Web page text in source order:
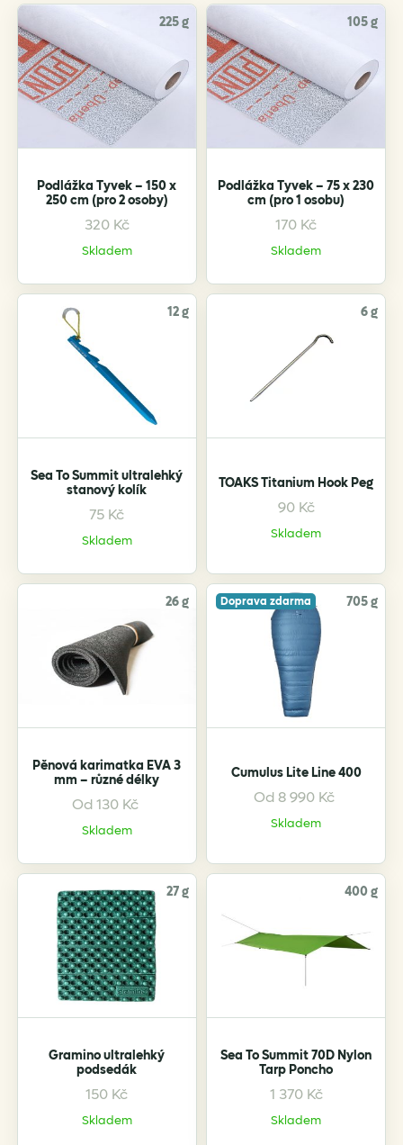
225 g
Podlážka Tyvek – 150 x
250 cm (pro 2 osoby)
320 Kč
Skladem
105 g
Podlážka Tyvek – 75 x 230
cm (pro 1 osobu)
170 Kč
Skladem
12 g
Sea To Summit ultralehký
stanový kolík
75 Kč
Skladem
6 g
TOAKS Titanium Hook Peg
90 Kč
Skladem
26 g
Pěnová karimatka EVA 3
mm – různé délky
Od130 Kč
Skladem
This
product
multiple
variants.
The
options
may
be
chosen
on
product
page
Doprava zdarma 705 g
Cumulus Lite Line 400
Od 8 990 Kč
Skladem
This
product
multiple
variants.
options
may
on
product
page
27 g
Gramino ultralehký
podsedák
150 Kč
Skladem
This
product
400 g
Sea To Summit 70D Nylon
Tarp Poncho
1 370 Kč
Skladem
This
product